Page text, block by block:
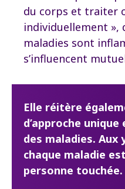
du corps et traiter
individuellement »,
maladies sont
s’influencent
Elle réitère
d’approche
des maladies. Aux
chaque maladie
personne touchée.